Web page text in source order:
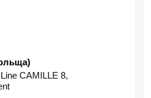
CAMILLE 8,